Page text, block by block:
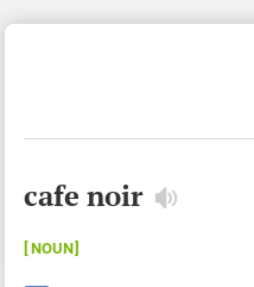
cafe noir
NOUN